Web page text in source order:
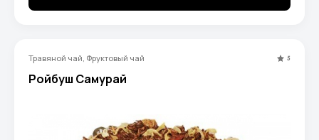
Травяной чай, Фруктовый чай 5
Ройбуш Самурай